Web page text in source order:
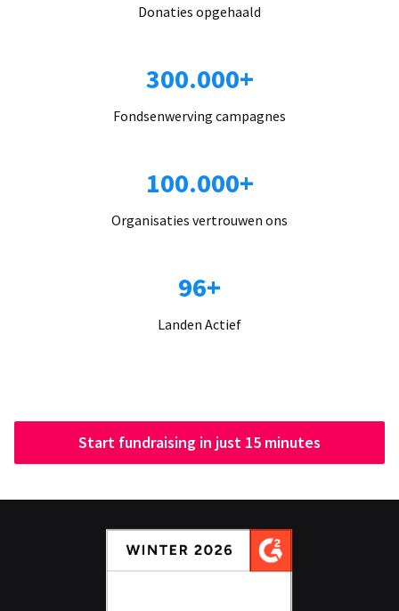
Donaties opgehaald
300.000+
Fondsenwerving campagnes
100.000+
Organisaties vertrouwen ons
96+
Landen Actief
Start fundraising in just 15 minutes